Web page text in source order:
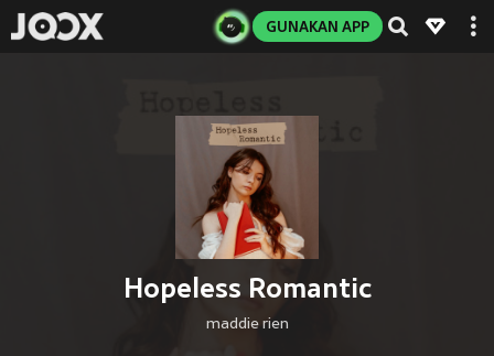
GUNAKAN APP
Hopeless Romantic
maddie rien